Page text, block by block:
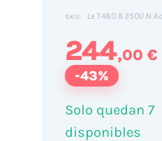
SKU:
244,00 €
-43%
Solo quedan 7
disponibles